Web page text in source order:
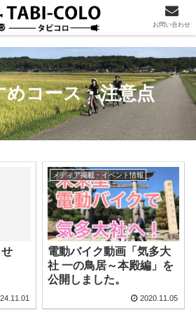
めコース・注意点
メディア掲載・イベント情報
電動バイク動画「気多大
社 一の鳥居～本殿編」を
公開しました。
2020.11.05
お問い合わせ